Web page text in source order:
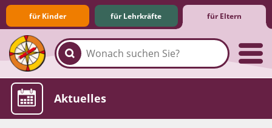
für Kinder für Lehrkräfte für Eltern
Familie & Medien
Spieletipps & Lernsoftware
Die Jüngsten im Netz
Lexikon
Aktuelles